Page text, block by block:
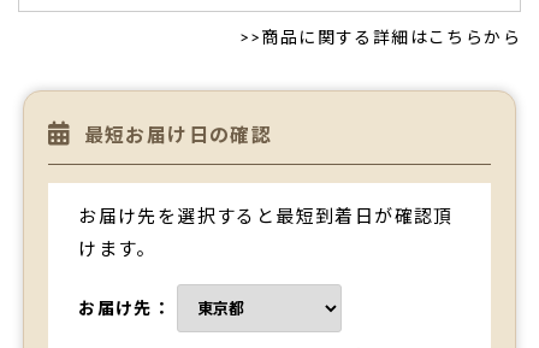
れました。
名前入りというのもびっくりしていて大きな笑顔の花が咲き
（みぃみ様）
ウムクーヘン（1個入り）
>> 商品に関する詳細はこちらから
最短お届け日の確認
お届け先を選択すると最短到着日が確認頂
けます。
お届け先：